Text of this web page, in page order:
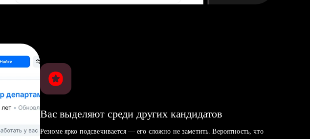
Вас выделяют среди других кандидатов
Резюме ярко подсвечивается — его сложно не заметить. Вероятность, что